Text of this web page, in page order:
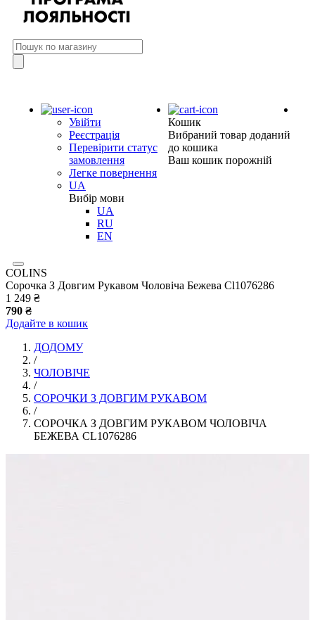
Увійти
Реєстрація
Перевірити статус
замовлення
Легке повернення
UA
Вибір мови
UA
RU
EN
Кошик
Вибраний товар доданий
до кошика
Ваш кошик порожній
COLINS
Сорочка З Довгим Рукавом Чоловіча Бежева Cl1076286
1 249 ₴
790 ₴
Додайте в кошик
ДОДОМУ
/
ЧОЛОВІЧЕ
/
СОРОЧКИ З ДОВГИМ РУКАВОМ
/
СОРОЧКА З ДОВГИМ РУКАВОМ ЧОЛОВІЧА
БЕЖЕВА CL1076286